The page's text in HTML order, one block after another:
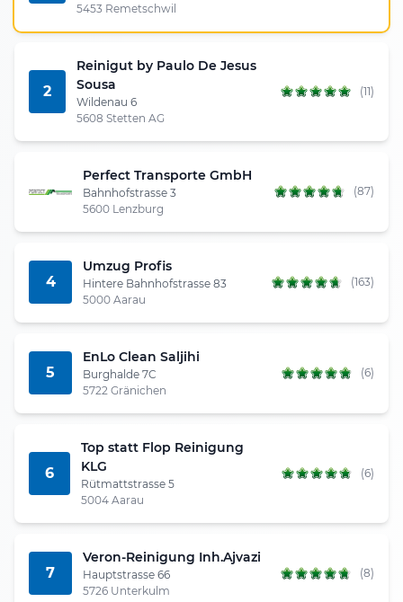
5453 Remetschwil
2
Reinigut by Paulo De Jesus
Sousa
Wildenau 6
5608 Stetten AG
(11)
Perfect Transporte GmbH
Bahnhofstrasse 3
5600 Lenzburg
(87)
4
Umzug Profis
Hintere Bahnhofstrasse 83
5000 Aarau
(163)
5
EnLo Clean Saljihi
Burghalde 7C
5722 Gränichen
(6)
6
Top statt Flop Reinigung
KLG
Rütmattstrasse 5
5004 Aarau
(6)
7
Veron-Reinigung Inh.Ajvazi
Hauptstrasse 66
5726 Unterkulm
(8)